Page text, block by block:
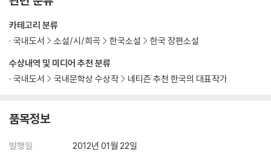
수상내역 및 미디어 추천 분류
국내도서
국내문학상 수상작 네티즌 추천 한국의 대표작가
카테고리 분류
국내도서
소설/시/희곡 한국소설 한국 장편소설
품목정보
발행일
2012년 01월 22일